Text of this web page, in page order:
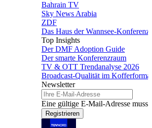
Bahrain TV
Sky News Arabia
ZDF
Das Haus der Wannsee-Konferenz
Top Insights
Der DMF Adoption Guide
Der smarte Konferenzraum
TV & OTT Trendanalyse 2026
Broadcast-Qualität im Kofferformat
Newsletter
Eine gültige E-Mail-Adresse muss
Registrieren